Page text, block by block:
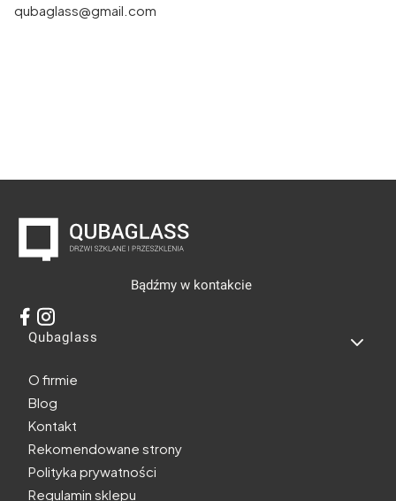
qubaglass@gmail.com
Bądźmy w kontakcie
Linki w stopce
Qubaglass
O firmie
Blog
Kontakt
Rekomendowane strony
Polityka prywatności
Regulamin sklepu